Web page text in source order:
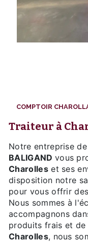
COMPTOIR
traiteur à
Notre entreprise
BALIGAND vous
Charolleset ses
disposition notre
pour vous offrir
Nous sommes à
accompagnons
produits frais et de
Charolles, nous